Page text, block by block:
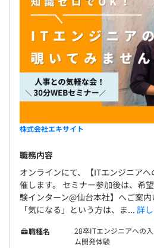
株式会社エキサイト
職務内容
オンラインにて、【ITエンジニア
催します。 セミナー参加後は、希
験インターン@仙台本社】へご案
「気になる」という方は、ま... 詳
職種名
28卒ITエンジニアへの
ム開発体験